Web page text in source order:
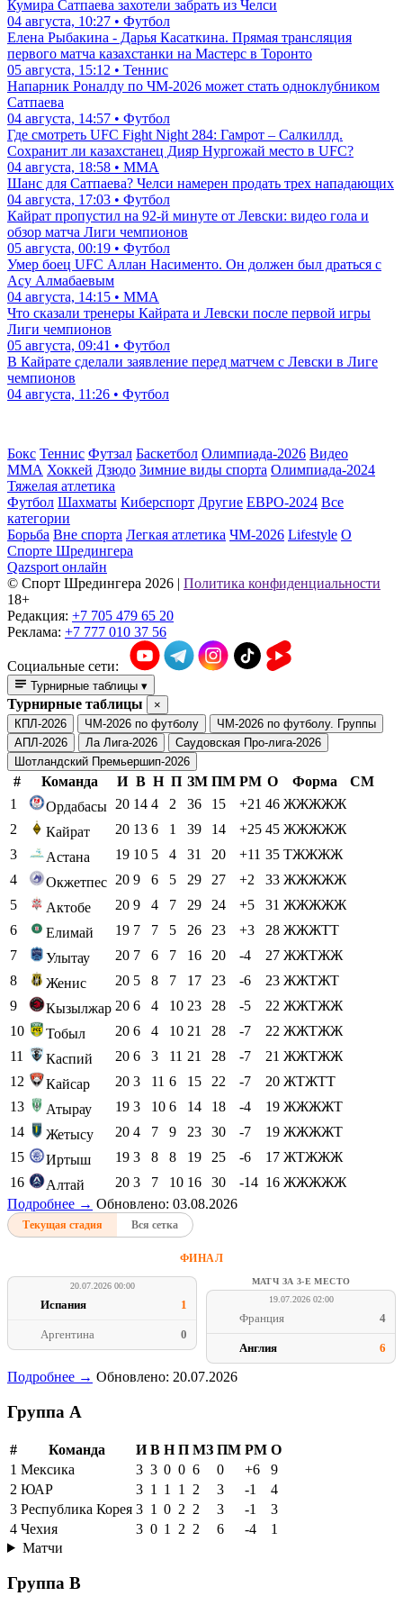
Кумира Сатпаева захотели забрать из Челси
04 августа, 10:27 • Футбол
Елена Рыбакина - Дарья Касаткина. Прямая трансляция
первого матча казахстанки на Мастерс в Торонто
05 августа, 15:12 • Теннис
Напарник Роналду по ЧМ-2026 может стать одноклубником
Сатпаева
04 августа, 14:57 • Футбол
Где смотреть UFC Fight Night 284: Гамрот – Салкиллд.
Сохранит ли казахстанец Дияр Нургожай место в UFC?
04 августа, 18:58 • ММА
Шанс для Сатпаева? Челси намерен продать трех нападающих
04 августа, 17:03 • Футбол
Кайрат пропустил на 92-й минуте от Левски: видео гола и
обзор матча Лиги чемпионов
05 августа, 00:19 • Футбол
Умер боец UFC Аллан Насименто. Он должен был драться с
Асу Алмабаевым
04 августа, 14:15 • ММА
Что сказали тренеры Кайрата и Левски после первой игры
Лиги чемпионов
05 августа, 09:41 • Футбол
В Кайрате сделали заявление перед матчем с Левски в Лиге
чемпионов
04 августа, 11:26 • Футбол
Бокс Теннис Футзал Баскетбол Олимпиада-2026 Видео
ММА Хоккей Дзюдо Зимние виды спорта Олимпиада-2024
Тяжелая атлетика
Футбол Шахматы Киберспорт Другие ЕВРО-2024 Все
категории
Борьба Вне спорта Легкая атлетика ЧМ-2026 Lifestyle О
Спорте Шредингера
Qazsport онлайн
© Cпорт Шредингера 2026
Политика конфиденциальности
18+
Редакция: +7 705 479 65 20
Реклама: +7 777 010 37 56
Социальные сети:
Турнирные таблицы ▾
Турнирные таблицы
×
КПЛ-2026
ЧМ-2026 по футболу
ЧМ-2026 по футболу. Группы
АПЛ-2026
Ла Лига-2026
Саудовская Про-лига-2026
Шотландский Премьершип-2026
# Команда И В Н П ЗМ ПМ РМ О Форма
СМ
1
Ордабасы 20 14 4 2 36 15 +21 46 ЖЖЖЖЖ
2
Кайрат 20 13 6 1 39 14 +25 45 ЖЖЖЖЖ
3
Астана 19 10 5 4 31 20 +11 35 ТЖЖЖЖ
4
Окжетпес 20 9 6 5 29 27 +2 33 ЖЖЖЖЖ
5
Актобе 20 9 4 7 29 24 +5 31 ЖЖЖЖЖ
6
Елимай 19 7 7 5 26 23 +3 28 ЖЖЖТТ
7
Улытау 20 7 6 7 16 20 -4 27 ЖЖТЖЖ
8
Женис 20 5 8 7 17 23 -6 23 ЖЖТЖТ
9
Кызылжар 20 6 4 10 23 28 -5 22 ЖЖТЖЖ
10
Тобыл 20 6 4 10 21 28 -7 22 ЖЖТЖЖ
11
Каспий 20 6 3 11 21 28 -7 21 ЖЖТЖЖ
12
Кайсар 20 3 11 6 15 22 -7 20 ЖТЖТТ
13
Атырау 19 3 10 6 14 18 -4 19 ЖЖЖЖТ
14
Жетысу 20 4 7 9 23 30 -7 19 ЖЖЖЖТ
15
Иртыш 19 3 8 8 19 25 -6 17 ЖТЖЖЖ
16
Алтай 20 3 7 10 16 30 -14 16 ЖЖЖЖЖ
Подробнее → Обновлено: 03.08.2026
Текущая стадия Вся сетка
ФИНАЛ
20.07.2026 00:00
Испания 1
Аргентина 0
МАТЧ ЗА 3-Е МЕСТО
19.07.2026 02:00
Франция 4
Англия 6
Подробнее → Обновлено: 20.07.2026
Группа A
# Команда И В Н П МЗ ПМ РМ О
1 Мексика 3 3 0 0 6 0 +6
9
2 ЮАР 3 1 1 1 2 3 -1
4
3 Республика Корея 3 1 0 2 2 3 -1
3
4 Чехия 3 0 1 2 2 6 -4
1
Матчи
Группа B